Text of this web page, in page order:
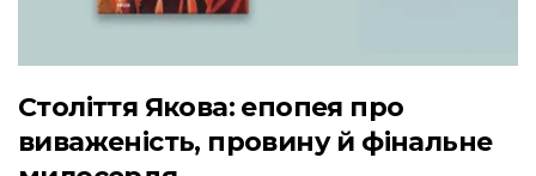
Століття Якова: епопея про
виваженість, провину й фінальне